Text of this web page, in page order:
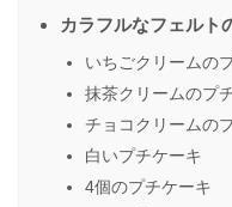
カラフルなフェルト
いちごクリームの
抹茶クリームのプ
チョコクリームの
白いプチケーキ
4個のプチケーキ